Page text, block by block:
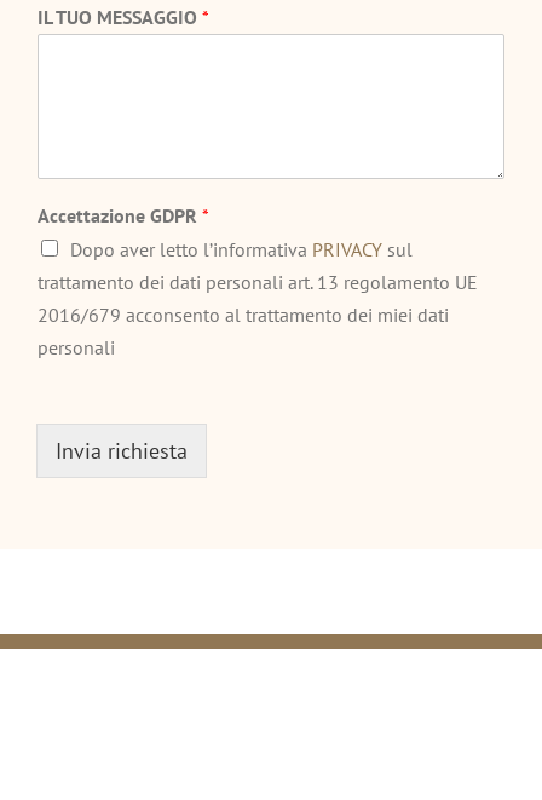
IL TUO MESSAGGIO *
Accettazione GDPR *
Dopo aver letto l’informativa PRIVACY sul
trattamento dei dati personali art. 13 regolamento UE
2016/679 acconsento al trattamento dei miei dati
personali
Invia richiesta